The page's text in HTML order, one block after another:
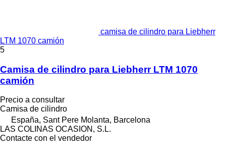
camisa de cilindro para Liebherr
LTM 1070 camión
5
Camisa de cilindro para Liebherr LTM 1070
camión
Precio a consultar
Camisa de cilindro
España, Sant Pere Molanta, Barcelona
LAS COLINAS OCASION, S.L.
Contacte con el vendedor